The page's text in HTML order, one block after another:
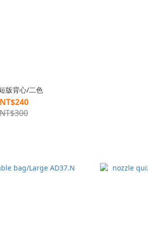
版背心/二色
NT$300